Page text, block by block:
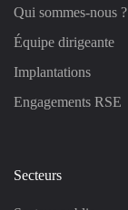
Qui sommes-nous ?
Équipe dirigeante
Implantations
Engagements RSE
Secteurs